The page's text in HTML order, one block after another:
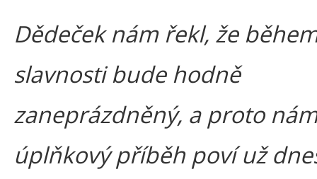
Dědeček nám řekl, že
slavnosti bude hodně
zaneprázdněný, a proto
úplňkový příběh poví už